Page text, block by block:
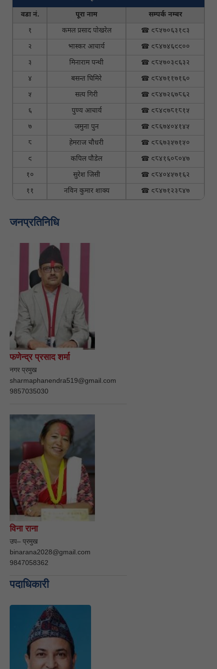
वडा नं. पूरा नाम
सम्पर्क नम्बर
१
कमल प्रसाद पोखरेल
☎ ९८५७०६३१९३
२
भास्कर आचार्य
☎ ९८४७४६९९००
३
मिनाराम पन्थी
☎ ९८५७०३९६३२
४
बसन्त घिमिरे
☎ ९८४७११७१६०
५
सत्य गिरी
☎ ९८४७२६७८६२
६
पुण्य आचार्य
☎ ९८४९७८१८१५
७
जमुना पुन
☎ ९८६७४०४१४५
८
हेमराज चौधरी
☎ ९८६७३५७१५०
९
कपिल पौडेल
☎ ९८४१६०८०४७
१०
सुरेश जिसी
☎ ९८४०४५७१६२
११
नविन कुमार शाक्य ☎ ९८४७१२३८४७
जनप्रतिनिधि
फणेन्द्र प्रसाद शर्मा
नगर प्रमुख
sharmaphanendra519@gmail.com
9857035030
विना राना
उप– प्रमुख
binarana2028@gmail.com
9847058362
पदाधिकारी